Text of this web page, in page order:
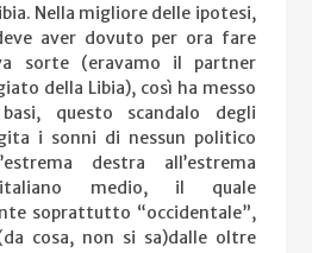
Nella migliore delle ipotesi,
aver dovuto per ora fare
sorte (eravamo il partner
della Libia), così ha messo
questo scandalo degli
i sonni di nessun politico
destra all’estrema
medio, il quale
soprattutto “occidentale”,
cosa, non si sa)dalle oltre